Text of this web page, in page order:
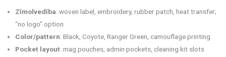
Zīmolvedība: woven label, embroidery, rubber patch, heat transfer;
“no logo” option
Color/pattern: Black, Coyote, Ranger Green, camouflage printing
Pocket layout: mag pouches, admin pockets, cleaning kit slots